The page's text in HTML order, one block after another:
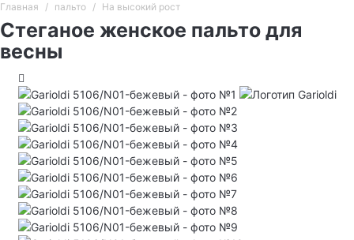
Главная пальто На высокий рост
Стеганое женское пальто для
весны